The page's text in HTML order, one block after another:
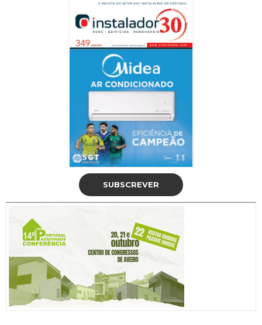
SUBSCREVER